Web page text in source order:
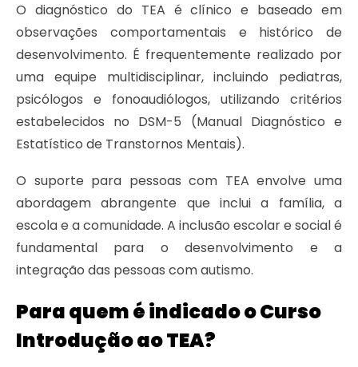
O diagnóstico do TEA é clínico e baseado em
observações comportamentais e histórico de
desenvolvimento. É frequentemente realizado por
uma equipe multidisciplinar, incluindo pediatras,
psicólogos e fonoaudiólogos, utilizando critérios
estabelecidos no DSM-5 (Manual Diagnóstico e
Estatístico de Transtornos Mentais).
O suporte para pessoas com TEA envolve uma
abordagem abrangente que inclui a família, a
escola e a comunidade. A inclusão escolar e social é
fundamental para o desenvolvimento e a
integração das pessoas com autismo.
Para quem é indicado o Curso
Introdução ao TEA?